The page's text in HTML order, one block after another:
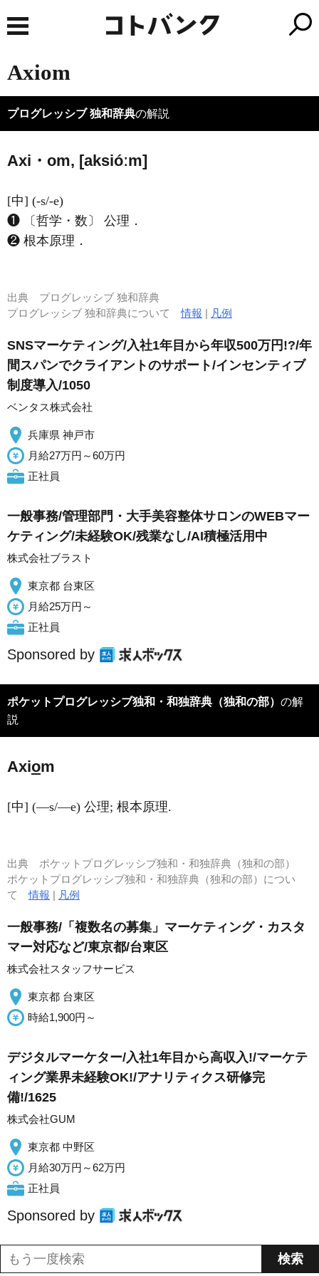
Axiom
プログレッシブ 独和辞典の解説
Axi・om, [aksióːm]
[中] (-s/-e)
❶ 〔哲学・数〕 公理．
❷ 根本原理．
出典 プログレッシブ 独和辞典
プログレッシブ 独和辞典について情報 | 凡例
SNSマーケティング/入社1年目から年収500万円!?/年
間スパンでクライアントのサポート/インセンティブ
制度導入/1050
ベンタス株式会社
兵庫県 神戸市
月給27万円～60万円
正社員
一般事務/管理部門・大手美容整体サロンのWEBマー
ケティング/未経験OK/残業なし/AI積極活用中
株式会社ブラスト
東京都 台東区
月給25万円～
正社員
Sponsored by
ポケットプログレッシブ独和・和独辞典（独和の部） の解
説
Axiom
[中] (―s/―e) 公理; 根本原理.
出典 ポケットプログレッシブ独和・和独辞典（独和の部）
ポケットプログレッシブ独和・和独辞典（独和の部）につい
て情報 | 凡例
一般事務/「複数名の募集」マーケティング・カスタ
マー対応など/東京都/台東区
株式会社スタッフサービス
東京都 台東区
時給1,900円～
デジタルマーケター/入社1年目から高収入!/マーケテ
ィング業界未経験OK!/アナリティクス研修完
備!/1625
株式会社GUM
東京都 中野区
月給30万円～62万円
正社員
Sponsored by